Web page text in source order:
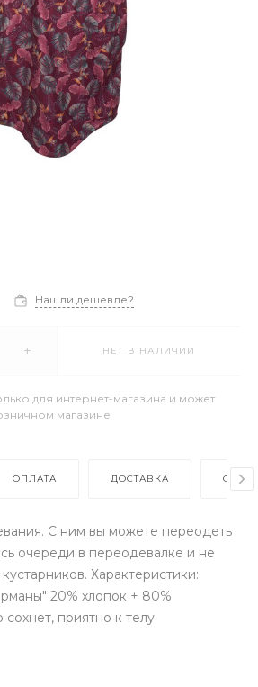
Нашли дешевле?
+ НЕТ В НАЛИЧИИ
для интернет-магазина и может
магазине
ОПЛАТА ДОСТАВКА
С ним вы можете переодеть
очереди в переодевалке и не
Характеристики:
20% хлопок + 80%
приятно к телу